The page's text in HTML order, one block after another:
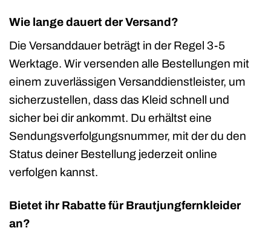
Wie lange dauert der Versand?
Die Versanddauer beträgt in der Regel 3-5
Werktage. Wir versenden alle Bestellungen mit
einem zuverlässigen Versanddienstleister, um
sicherzustellen, dass das Kleid schnell und
sicher bei dir ankommt. Du erhältst eine
Sendungsverfolgungsnummer, mit der du den
Status deiner Bestellung jederzeit online
verfolgen kannst.
Bietet ihr Rabatte für Brautjungfernkleider
an?